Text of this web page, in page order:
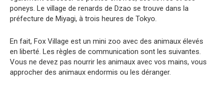
poneys. Le village de renards de Dzao se trouve dans la
préfecture de Miyagi, à trois heures de Tokyo.
En fait, Fox Village est un mini zoo avec des animaux élevés
en liberté. Les règles de communication sont les suivantes.
Vous ne devez pas nourrir les animaux avec vos mains, vous
approcher des animaux endormis ou les déranger.